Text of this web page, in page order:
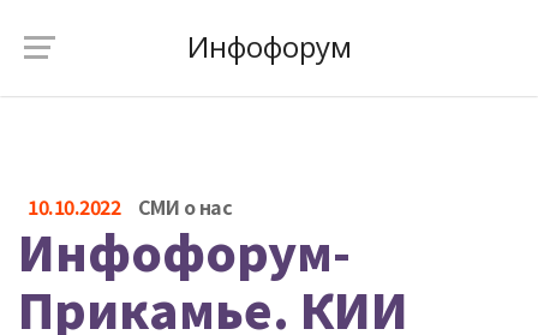
Инфофорум
10.10.2022 СМИ о нас
Инфофорум-
Прикамье. КИИ